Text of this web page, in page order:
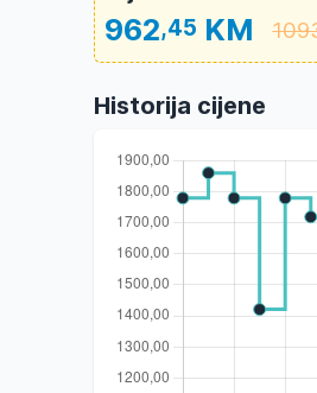
962,45 KM
Historija cijene